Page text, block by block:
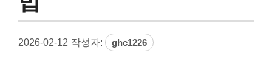
2026-02-12 작성자: ghc1226